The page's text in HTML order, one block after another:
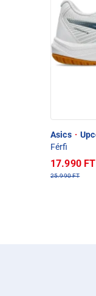
Asics ·
Férfi
17.990 FT
25.990 FT